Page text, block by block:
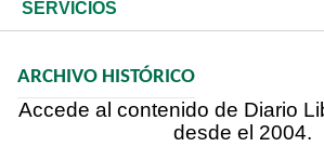
Podcast Arte Libre
Más deportes
El Espía
Cambio climático
Opinión
Hecho en casa
SERVICIOS
Cumpleaños
ARCHIVO HISTÓRICO
Accede al contenido de Diario
desde el 2004.